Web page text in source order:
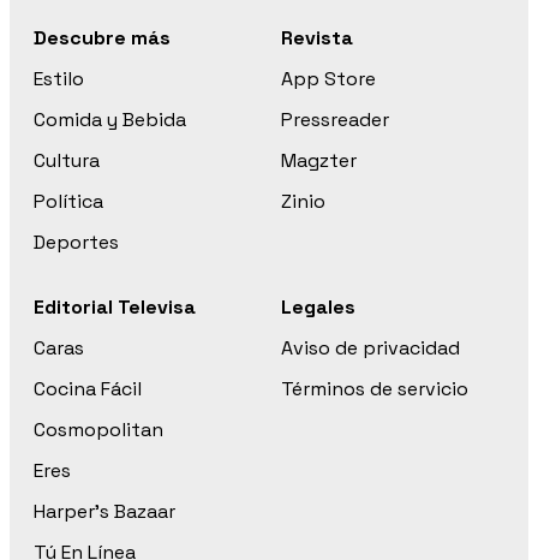
Descubre más
Estilo
Comida y Bebida
Cultura
Política
Deportes
Revista
App Store
Pressreader
Magzter
Zinio
Editorial Televisa
Caras
Cocina Fácil
Cosmopolitan
Eres
Harper’s Bazaar
Tú En Línea
Legales
Aviso de privacidad
Términos de servicio